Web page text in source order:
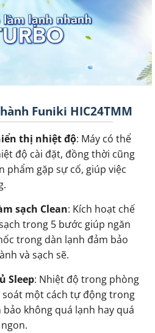
Funiki HIC24TMM
thị nhiệt độ: Máy có thể
độ cài đặt, đồng thời cũng
phẩm gặp sự cố, giúp việc
sạch Clean: Kích hoạt chế
trong 5 bước giúp ngăn
trong dàn lạnh đảm bảo
và sạch sẽ.
Sleep: Nhiệt độ trong phòng
soát một cách tự động trong
không quá lạnh hay quá